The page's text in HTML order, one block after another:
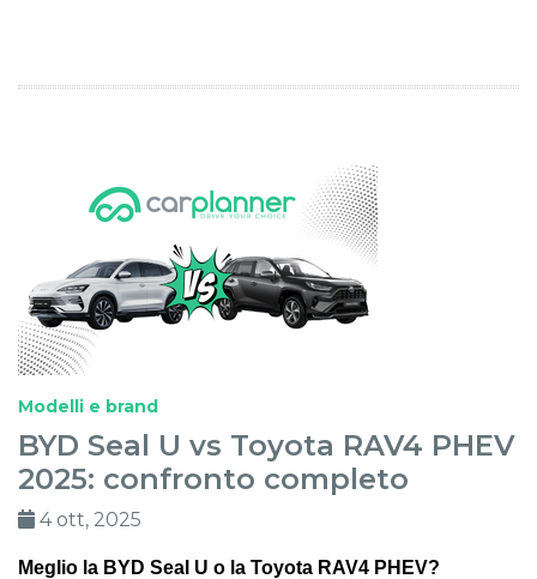
Modelli e brand
BYD Seal U vs Toyota RAV4 PHEV
2025: confronto completo
4 ott, 2025
Meglio la BYD Seal U o la Toyota RAV4 PHEV?